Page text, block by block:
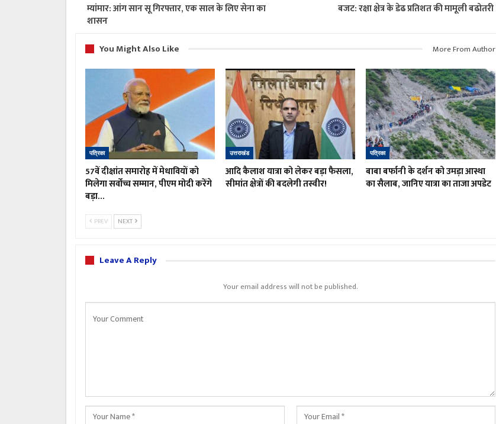
म्यांमार: आंग सान सू गिरफ्तार, एक साल के लिए सेना का
शासन
बजट: रक्षा क्षेत्र के डेढ प्रतिशत की मामूली बढोतरी
You Might Also Like More From Author
पत्रिका
57वें दीक्षांत समारोह में मेधावियों को
मिलेगा सर्वोच्च सम्मान, पीएम मोदी करेंगे
बड़ा…
उत्तराखंड
आदि कैलाश यात्रा को लेकर बड़ा फैसला,
सीमांत क्षेत्रों की बदलेगी तस्वीर!
पत्रिका
बाबा बर्फानी के दर्शन को उमड़ा आस्था
का सैलाब, जानिए यात्रा का ताजा अपडेट
PREV NEXT
Leave A Reply
Your email address will not be published.